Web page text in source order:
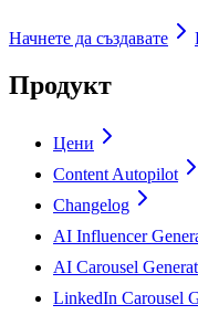
Начнете да създавате
Продукт
Цени
Content Autopilot
Changelog
AI Influencer
AI Carousel
LinkedIn Carousel